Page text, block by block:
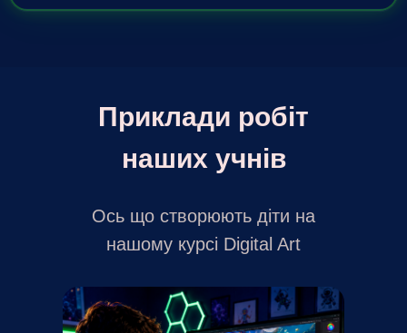
Приклади робіт
наших учнів
Ось що створюють діти на
нашому курсі Digital Art